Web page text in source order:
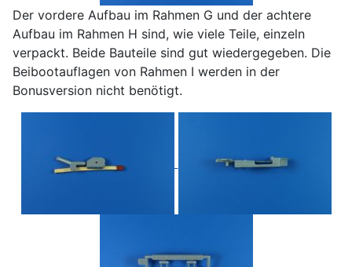
Der vordere Aufbau im Rahmen G und der achtere
Aufbau im Rahmen H sind, wie viele Teile, einzeln
verpackt. Beide Bauteile sind gut wiedergegeben. Die
Beibootauflagen von Rahmen I werden in der
Bonusversion nicht benötigt.